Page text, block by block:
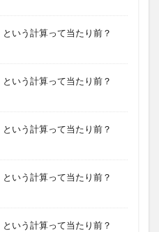
いう計算って当たり前？
いう計算って当たり前？
いう計算って当たり前？
いう計算って当たり前？
いう計算って当たり前？